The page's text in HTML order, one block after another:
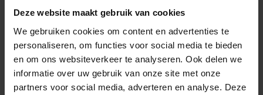
Deze website maakt gebruik van cookies
We gebruiken cookies om content en advertenties te
personaliseren, om functies voor social media te bieden
en om ons websiteverkeer te analyseren. Ook delen we
informatie over uw gebruik van onze site met onze
partners voor social media, adverteren en analyse. Deze
Depend Pants Vrouw Normaal -
Small / Medium
Artikelnummer: 1972441
Verpakking: 10 stuks
Absorptievermogen: